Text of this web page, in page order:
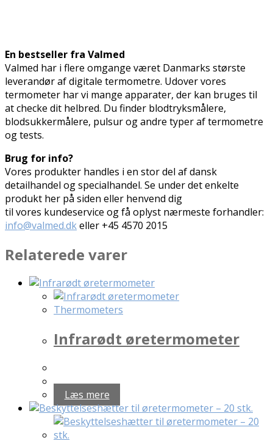
En bestseller fra Valmed
Valmed har i flere omgange været Danmarks største
leverandør af digitale termometre. Udover vores
termometer har vi mange apparater, der kan bruges til
at checke dit helbred. Du finder blodtryksmålere,
blodsukkermålere, pulsur og andre typer af termometre
og tests.
Brug for info?
Vores produkter handles i en stor del af dansk
detailhandel og specialhandel. Se under det enkelte
produkt her på siden eller henvend dig
til vores kundeservice og få oplyst nærmeste forhandler:
info@valmed.dkeller +45 4570 2015
Relaterede varer
Thermometers
Infrarødt øretermometer
Læs mere